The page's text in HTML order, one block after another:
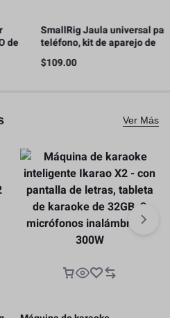
SmallRig Jaula universal para
teléfono, kit de aparejo de
video para teléfono inteligente
con asas
109.00
Ver Más